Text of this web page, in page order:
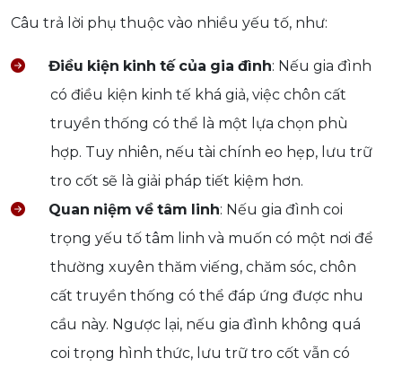
Câu trả lời phụ thuộc vào nhiều yếu tố, như:
Điều kiện kinh tế của gia đình: Nếu gia đình
có điều kiện kinh tế khá giả, việc chôn cất
truyền thống có thể là một lựa chọn phù
hợp. Tuy nhiên, nếu tài chính eo hẹp, lưu trữ
tro cốt sẽ là giải pháp tiết kiệm hơn.
Quan niệm về tâm linh: Nếu gia đình coi
trọng yếu tố tâm linh và muốn có một nơi để
thường xuyên thăm viếng, chăm sóc, chôn
cất truyền thống có thể đáp ứng được nhu
cầu này. Ngược lại, nếu gia đình không quá
coi trọng hình thức, lưu trữ tro cốt vẫn có